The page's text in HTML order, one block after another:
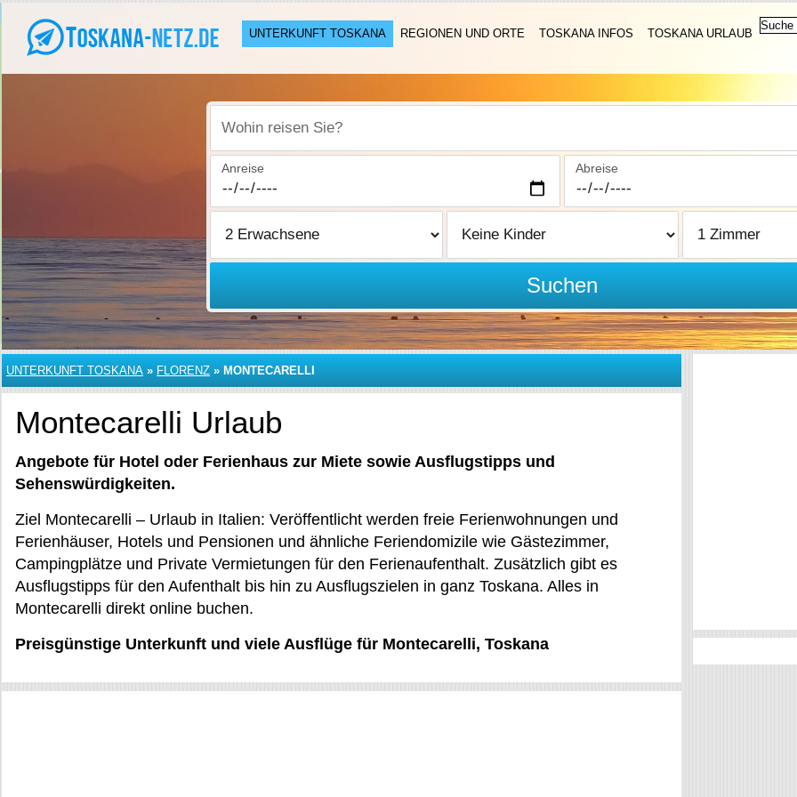
UNTERKUNFT TOSKANA REGIONEN UND ORTE TOSKANA INFOS TOSKANA URLAUB
Wohin reisen Sie?
Anreise Abreise
Suchen
UNTERKUNFT TOSKANA » FLORENZ » MONTECARELLI
Montecarelli Urlaub
Angebote für Hotel oder Ferienhaus zur Miete sowie Ausflugstipps und
Sehenswürdigkeiten.
Ziel Montecarelli – Urlaub in Italien: Veröffentlicht werden freie Ferienwohnungen und
Ferienhäuser, Hotels und Pensionen und ähnliche Feriendomizile wie Gästezimmer,
Campingplätze und Private Vermietungen für den Ferienaufenthalt. Zusätzlich gibt es
Ausflugstipps für den Aufenthalt bis hin zu Ausflugszielen in ganz Toskana. Alles in
Montecarelli direkt online buchen.
Preisgünstige Unterkunft und viele Ausflüge für Montecarelli, Toskana